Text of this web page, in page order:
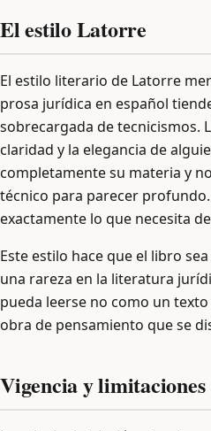
El estilo Latorre
El estilo literario de Latorre
prosa jurídica en español
sobrecargada de tecnicismos.
claridad y la elegancia de
completamente su materia y
técnico para parecer
exactamente lo que necesita
Este estilo hace que el libro
una rareza en la literatura
pueda leerse no como un
obra de pensamiento que se
Vigencia y limitaciones